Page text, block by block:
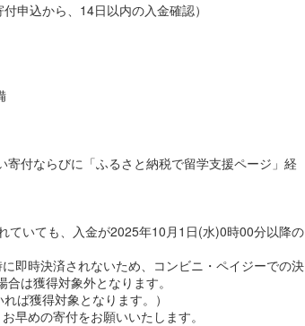
申込から、14日以内の入金確認）
寄付ならびに「ふるさと納税で留学支援ページ」経
いても、入金が2025年10月1日(水)0時00分以降の
即時決済されないため、コンビニ・ペイジーでの決
は獲得対象外となります。
ば獲得対象となります。）
早めの寄付をお願いいたします。